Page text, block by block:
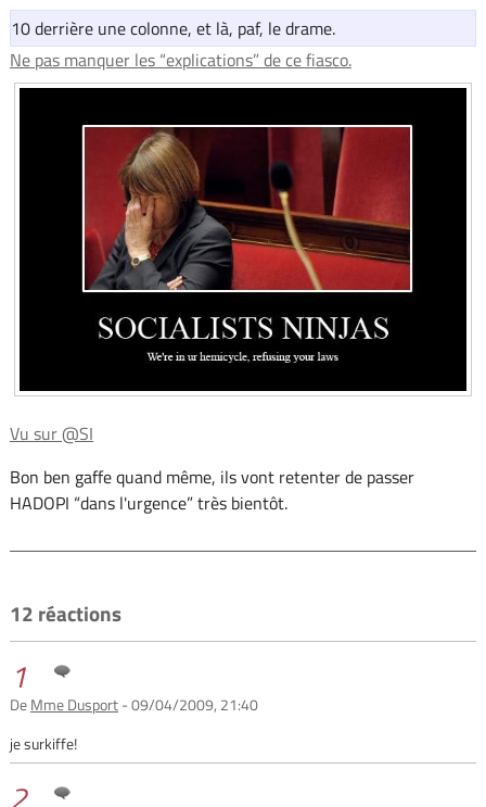
10 derrière une colonne, et là, paf, le drame.
Ne pas manquer les “explications” de ce fiasco.
Vu sur @SI
Bon ben gaffe quand même, ils vont retenter de passer
HADOPI “dans l'urgence” très bientôt.
12 réactions
1
DeMme Dusport- 09/04/2009, 21:40
je surkiffe!
2